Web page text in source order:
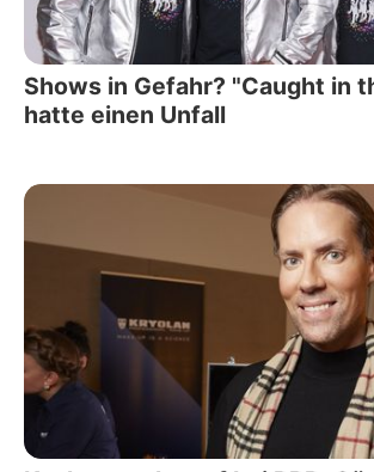
Shows in Gefahr? "Caught in
hatte einen Unfall